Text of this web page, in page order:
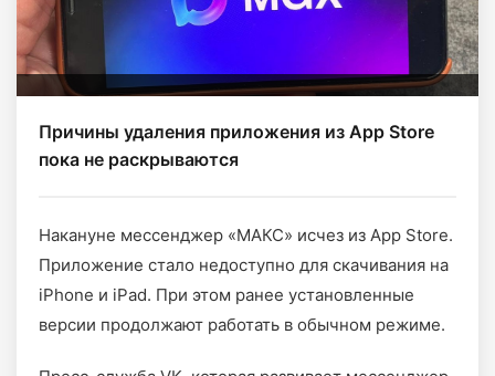
Причины удаления приложения из App Store
пока не раскрываются
Накануне мессенджер «МАКС» исчез из App Store.
Приложение стало недоступно для скачивания на
iPhone и iPad. При этом ранее установленные
версии продолжают работать в обычном режиме.